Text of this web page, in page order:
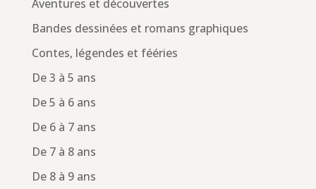
Aventures et découvertes
Bandes dessinées et romans graphiques
Contes, légendes et fééries
De 3 à 5 ans
De 5 à 6 ans
De 6 à 7 ans
De 7 à 8 ans
De 8 à 9 ans